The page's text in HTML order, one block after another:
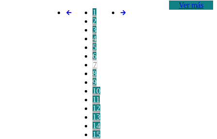
Ver más
1
2
3
4
5
6
7
8
9
10
11
12
13
14
15